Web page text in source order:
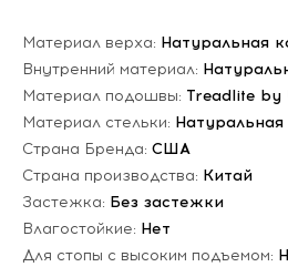
Материал верха: Натуральная
Внутренний материал:
Материал подошвы: Treadlite by
Материал стельки:
Страна Бренда: США
Страна производства: Китай
Застежка: Без застежки
Влагостойкие: Нет
Для стопы с высоким подъемом: